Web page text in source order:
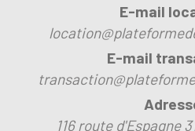
E-mail
E-mail
116 route d'Espagne